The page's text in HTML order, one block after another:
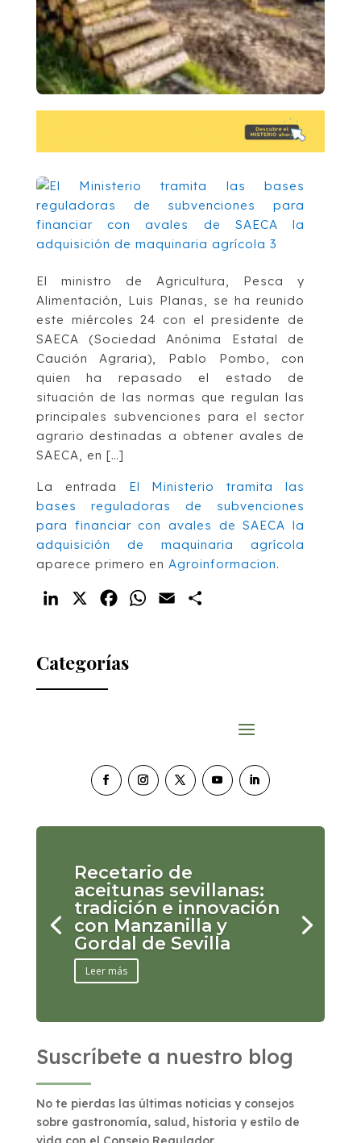
El ministro de Agricultura, Pesca y
Alimentación, Luis Planas, se ha reunido
este miércoles 24 con el presidente de
SAECA (Sociedad Anónima Estatal de
Caución Agraria), Pablo Pombo, con
quien ha repasado el estado de
situación de las normas que regulan las
principales subvenciones para el sector
agrario destinadas a obtener avales de
SAECA, en […]
La entrada El Ministerio tramita las
bases reguladoras de subvenciones
para financiar con avales de SAECA la
adquisición de maquinaria agrícola
aparece primero en Agroinformacion.
LinkedIn FacebookWhatsApp
Email
Categorías
Recetario de
aceitunas sevillanas:
tradición e innovación
con Manzanilla y
Gordal de Sevilla
Leer más
Suscríbete a nuestro blog
No te pierdas las últimas noticias y consejos
sobre gastronomía, salud, historia y estilo de